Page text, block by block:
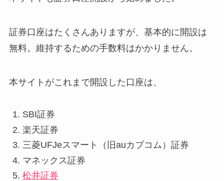
証券口座はたくさんありますが、基本的に 開設は
無料。維持するための手数料はかかりません。
本サイトがこれまで開設した口座は、
SBI証券
楽天証券
三菱UFJeスマート（旧auカブコム）証券
マネックス証券
松井証券